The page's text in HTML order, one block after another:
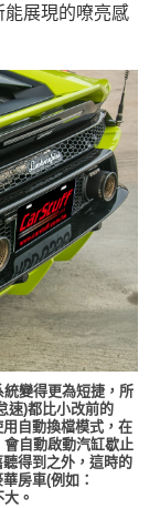
展現的嘹亮感
變得更為短捷，所
速)都比小改前的
自動換檔模式，在
自動啟動汽缸歇止
得到之外，這時的
房車(例如：
。